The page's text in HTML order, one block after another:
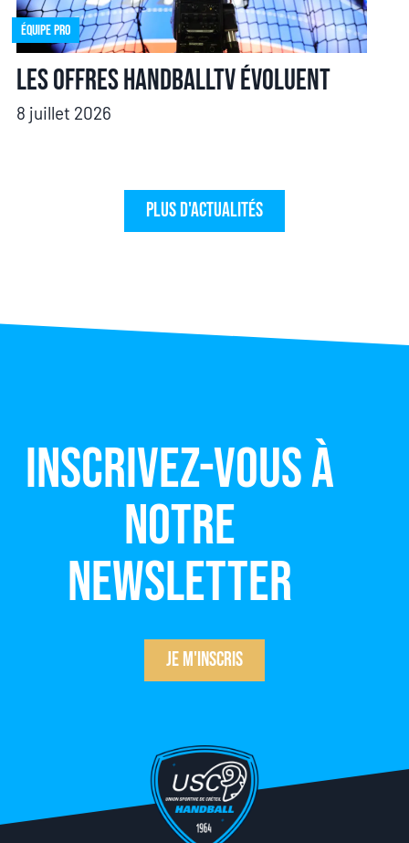
Équipe pro
Les offres HandballTV évoluent
8 juillet 2026
Plus d'actualités
Inscrivez-vous à
notre
newsletter
Je m'inscris